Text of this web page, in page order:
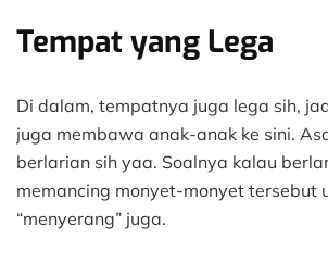
Tempat yang Lega
Di dalam, tempatnya juga lega sih,
juga membawa anak-anak ke sini.
berlarian sih yaa. Soalnya kalau
memancing monyet-monyet tersebut
“menyerang” juga.